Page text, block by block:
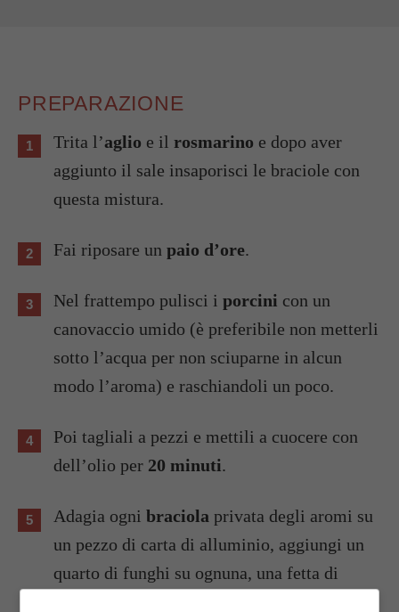
PREPARAZIONE
Trita l’aglio e il rosmarino e dopo aver
aggiunto il sale insaporisci le braciole con
questa mistura.
Fai riposare un paio d’ore.
Nel frattempo pulisci i porcini con un
canovaccio umido (è preferibile non metterli
sotto l’acqua per non sciuparne in alcun
modo l’aroma) e raschiandoli un poco.
Poi tagliali a pezzi e mettili a cuocere con
dell’olio per 20 minuti.
Adagia ogni braciola privata degli aromi su
un pezzo di carta di alluminio, aggiungi un
quarto di funghi su ognuna, una fetta di